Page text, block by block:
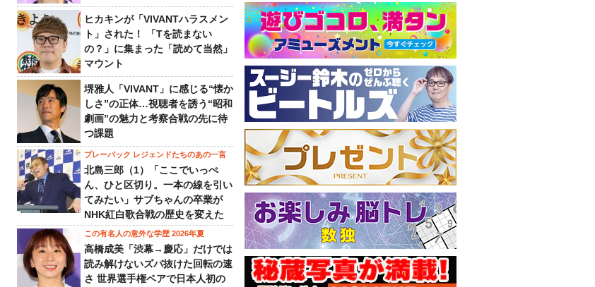
ヒカキンが「VIVANTハラスメン
ト」された！ 「Tを読まない
の？」に集まった「読めて当然」
マウント
堺雅人「VIVANT」に感じる“懐か
しさ”の正体…視聴者を誘う“昭和
劇画”の魅力と考察合戦の先に待
つ課題
プレーバック レジェンドたちのあの一言
北島三郎（1）「ここでいっぺ
ん、ひと区切り。一本の線を引い
てみたい」サブちゃんの卒業が
NHK紅白歌合戦の歴史を変えた
この有名人の意外な学歴 2026年夏
高橋成美「渋幕→慶応」だけでは
読み解けないズバ抜けた回転の速
さ 世界選手権ペアで日本人初の